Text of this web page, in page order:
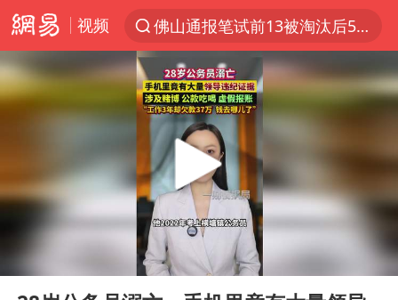
视频
佛山通报笔试前13被淘汰后5名进体检
实测秋天第一杯奶茶
四川宜宾市高县发生4.9级地震
台风“白海豚”体型变大！环流面积接近13个浙江那么大
泰国校园枪击案死亡人数升至7人
Play